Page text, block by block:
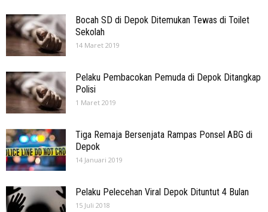
Bocah SD di Depok Ditemukan Tewas di Toilet
Sekolah
14 Maret 2019
Pelaku Pembacokan Pemuda di Depok Ditangkap
Polisi
1 Maret 2019
Tiga Remaja Bersenjata Rampas Ponsel ABG di
Depok
14 Januari 2019
Pelaku Pelecehan Viral Depok Dituntut 4 Bulan
15 Juli 2018